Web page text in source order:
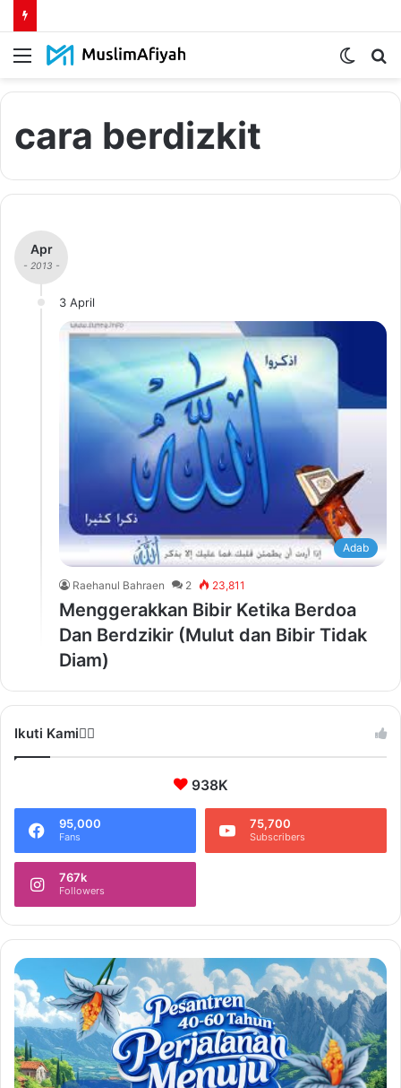
Menu
Switch
cara berdizkit
Apr
- 2013 -
3 April
Adab
Raehanul Bahraen 2 23,811
Menggerakkan Bibir Ketika Berdoa
Dan Berdzikir (Mulut dan Bibir Tidak
Diam)
Ikuti Kami❤️‍🔥
938K
95,000
Fans
75,700
Subscribers
767k
Followers